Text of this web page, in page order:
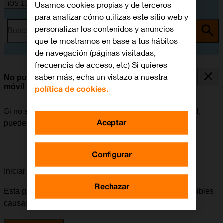
iOS 13.1
Busca por problema o tema
No puedo utilizar la conexión de internet de mi
móvil
Si no se puede utilizar la conexión de internet del móvil,
puede haber varias causas posibles al problema.
Iniciar la guía para solucionar tu problema
Esta guía te va a conducir a través de una serie de posibles
causas y soluciones al problema.
Usamos cookies propias y de terceros
para analizar cómo utilizas este sitio web y
personalizar los contenidos y anuncios
que te mostramos en base a tus hábitos
de navegación (páginas visitadas,
frecuencia de acceso, etc) Si quieres
saber más, echa un vistazo a nuestra
política de cookies.
Configurar
Rechazar
Aceptar